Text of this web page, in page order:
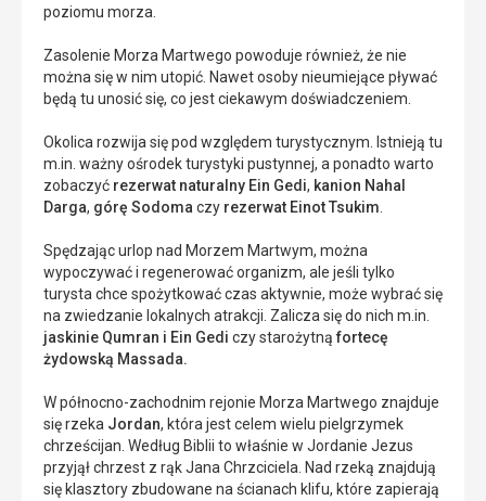
poziomu morza.
Zasolenie Morza Martwego powoduje również, że nie
można się w nim utopić. Nawet osoby nieumiejące pływać
będą tu unosić się, co jest ciekawym doświadczeniem.
Okolica rozwija się pod względem turystycznym. Istnieją tu
m.in. ważny ośrodek turystyki pustynnej, a ponadto warto
zobaczyć rezerwat naturalny Ein Gedi, kanion Nahal
Darga, górę Sodoma czy rezerwat Einot Tsukim
Spędzając urlop nad Morzem Martwym, można
wypoczywać i regenerować organizm, ale jeśli tylko
turysta chce spożytkować czas aktywnie, może wybrać się
na zwiedzanie lokalnych atrakcji. Zalicza się do nich m.in.
jaskinie Qumran i Ein Gedi czy starożytnąfortecę
żydowską Massada.
W północno-zachodnim rejonie Morza Martwego znajduje
się rzeka Jordan, która jest celem wielu pielgrzymek
chrześcijan. Według Biblii to właśnie w Jordanie Jezus
przyjąłchrzest z rąk Jana Chrzciciela. Nad rzeką znajdują
się klasztory zbudowane na ścianach klifu, które zapierają